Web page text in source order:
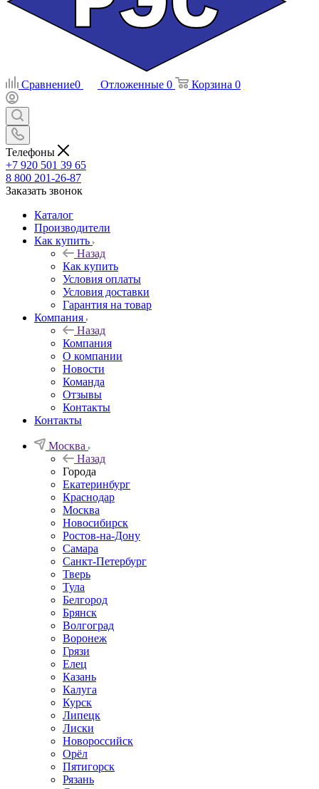
Сравнение0 Отложенные 0 Корзина 0
Телефоны
+7 920 501 39 65
8 800 201-26-87
Заказать звонок
Каталог
Производители
Как купить
Назад
Как купить
Условия оплаты
Условия доставки
Гарантия на товар
Компания
Назад
Компания
О компании
Новости
Команда
Отзывы
Контакты
Контакты
Москва
Назад
Города
Екатеринбург
Краснодар
Москва
Новосибирск
Ростов-на-Дону
Самара
Санкт-Петербург
Тверь
Тула
Белгород
Брянск
Волгоград
Воронеж
Грязи
Елец
Казань
Калуга
Курск
Липецк
Лиски
Новороссийск
Орёл
Пятигорск
Рязань